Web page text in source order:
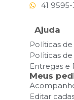
41 9595-
Ajuda
Políticas
Políticas
Entregas e
Meus
Editar